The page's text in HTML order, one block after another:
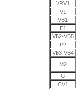
VRV1
V1
VB1
E1
VB2-VB5
P2
VB3-VB4
M2
G
CV1